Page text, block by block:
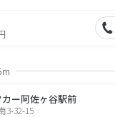
カー阿佐ヶ谷駅前
3-32-15